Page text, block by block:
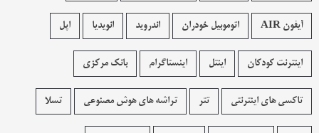
آیفون AIR اتوموبیل خودران اندروید انویدیا اپل
اینترنت کودکان اینتل اینستاگرام بانک مرکزی
تاکسی های اینترنتی تتر تراشه های هوش مصنوعی تسلا